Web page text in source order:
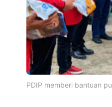
PDIP memberi bantuan